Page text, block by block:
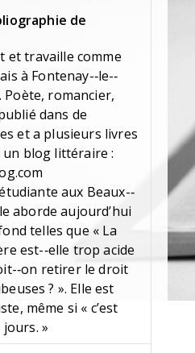
de
et travaille comme
à Fontenay-­‐le-­‐
Poète, romancier,
dans de
et a plusieurs livres
blog littéraire :
aux Beaux-­‐
aborde aujourd’hui
telles que « La
est-­‐elle trop acide
­‐on retirer le droit
? ». Elle est
même si « c’est
»